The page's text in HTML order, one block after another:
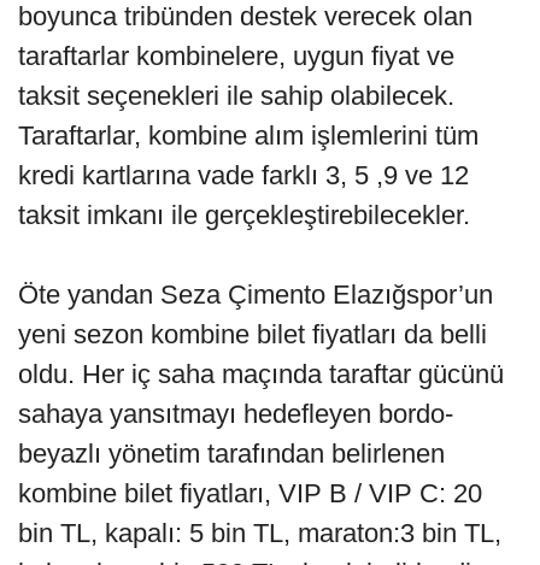
boyunca tribünden destek verecek olan
taraftarlar kombinelere, uygun fiyat ve
taksit seçenekleri ile sahip olabilecek.
Taraftarlar, kombine alım işlemlerini tüm
kredi kartlarına vade farklı 3, 5 ,9 ve 12
taksit imkanı ile gerçekleştirebilecekler.
Öte yandan Seza Çimento Elazığspor’un
yeni sezon kombine bilet fiyatları da belli
oldu. Her iç saha maçında taraftar gücünü
sahaya yansıtmayı hedefleyen bordo-
beyazlı yönetim tarafından belirlenen
kombine bilet fiyatları, VIP B / VIP C: 20
bin TL, kapalı: 5 bin TL, maraton:3 bin TL,